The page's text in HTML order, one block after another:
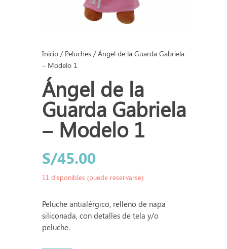
Inicio/ Peluches/ Ángel de la Guarda Gabriela
– Modelo 1
Ángel de la
Guarda Gabriela
– Modelo 1
S/45.00
11 disponibles (puede reservarse)
Peluche antialérgico, relleno de napa
siliconada, con detalles de tela y/o
peluche.